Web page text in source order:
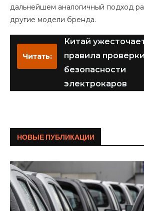
дальнейшем аналогичный подход
другие модели бренда.
Читать:
Китай
правила проверки
безопасности
электрокаров
НОВЫЕ ПУБЛИКАЦИИ